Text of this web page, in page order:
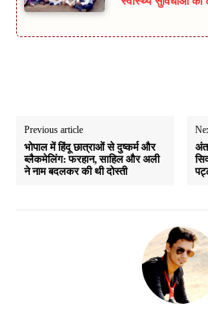
Previous article
भोपाल में हिंदू छात्राओं से दुष्कर्म और
ब्लैकमेलिंग: फरहान, साहिल और अली
ने नाम बदलकर की थी दोस्ती